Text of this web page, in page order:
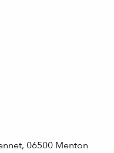
06500 Menton